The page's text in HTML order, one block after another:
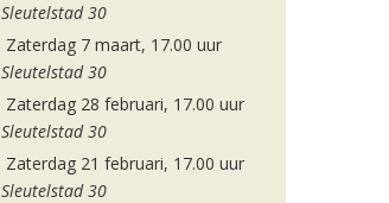
Sleutelstad 30
Zaterdag 7 maart, 17.00 uur
Sleutelstad 30
Zaterdag 28 februari, 17.00 uur
Sleutelstad 30
Zaterdag 21 februari, 17.00 uur
Sleutelstad 30